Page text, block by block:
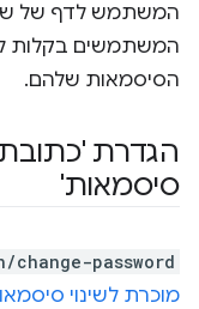
המשתמש לדף של
המשתמשים בקלות
הסיסמאות שלהם.
סיסמאות'
change-password
מוכרת לשינוי